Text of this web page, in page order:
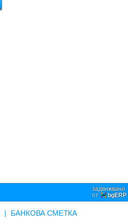
задвижвано
от
bgERP
| БАНКОВА СМЕТКА